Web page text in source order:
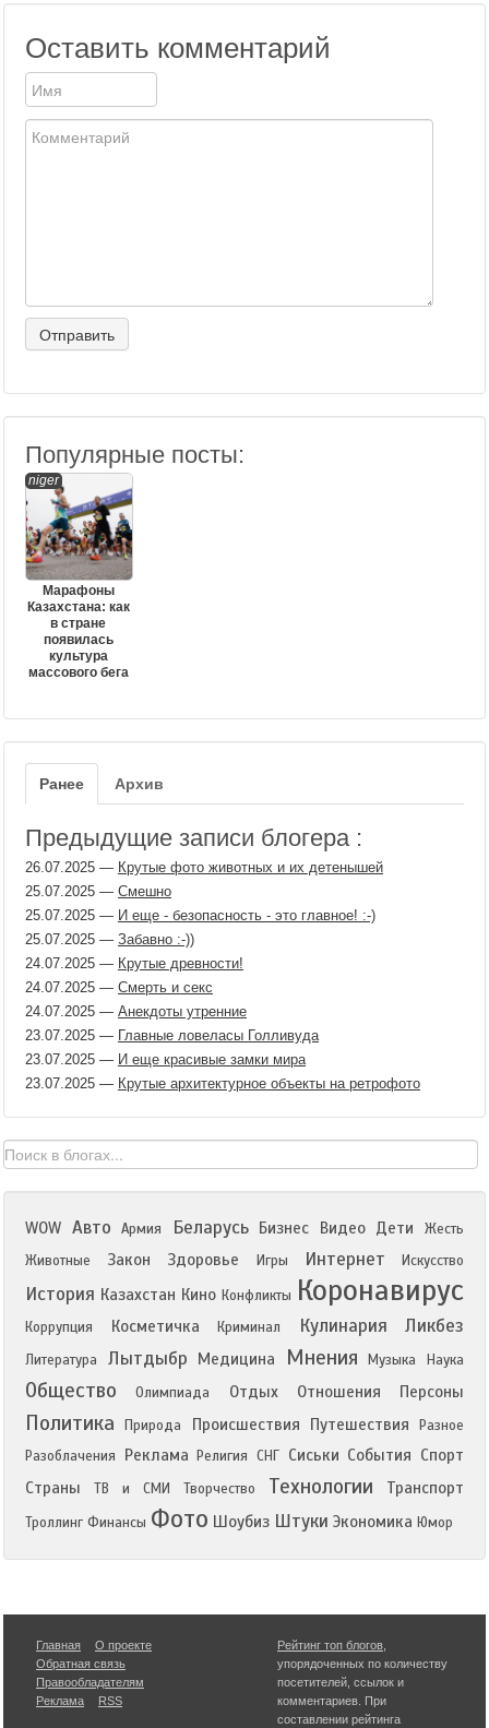
Оставить комментарий
Популярные посты:
niger
Марафоны
Казахстана: как
в стране
появилась
культура
массового бега
Ранее Архив
Предыдущие записи блогера :
26.07.2025 — Крутые фото животных и их детенышей
25.07.2025 — Смешно
25.07.2025 — И еще - безопасность - это главное! :-)
25.07.2025 — Забавно :-))
24.07.2025 — Крутые древности!
24.07.2025 — Смерть и секс
24.07.2025 — Анекдоты утренние
23.07.2025 — Главные ловеласы Голливуда
23.07.2025 — И еще красивые замки мира
23.07.2025 — Крутые архитектурное объекты на ретрофото
WOW Авто Армия Беларусь Бизнес Видео Дети
Жесть
Животные
Закон Здоровье Игры Интернет Искусство
История Казахстан Кино Конфликты Коронавирус
Коррупция Косметичка Криминал Кулинария Ликбез
Литература Лытдыбр Медицина Мнения Музыка Наука
Общество Олимпиада Отдых Отношения Персоны
Политика Природа Происшествия Путешествия
Разное
Разоблачения
Реклама Религия СНГ Сиськи События Спорт
Страны
ТВ и СМИ Творчество Технологии Транспорт
Троллинг Финансы Фото Шоубиз Штуки Экономика Юмор
Главная
О проекте
Обратная связь
Правообладателям
Реклама
RSS
Рейтинг топ блогов
упорядоченных по количеству
посетителей, ссылок и
комментариев. При
составлении рейтинга